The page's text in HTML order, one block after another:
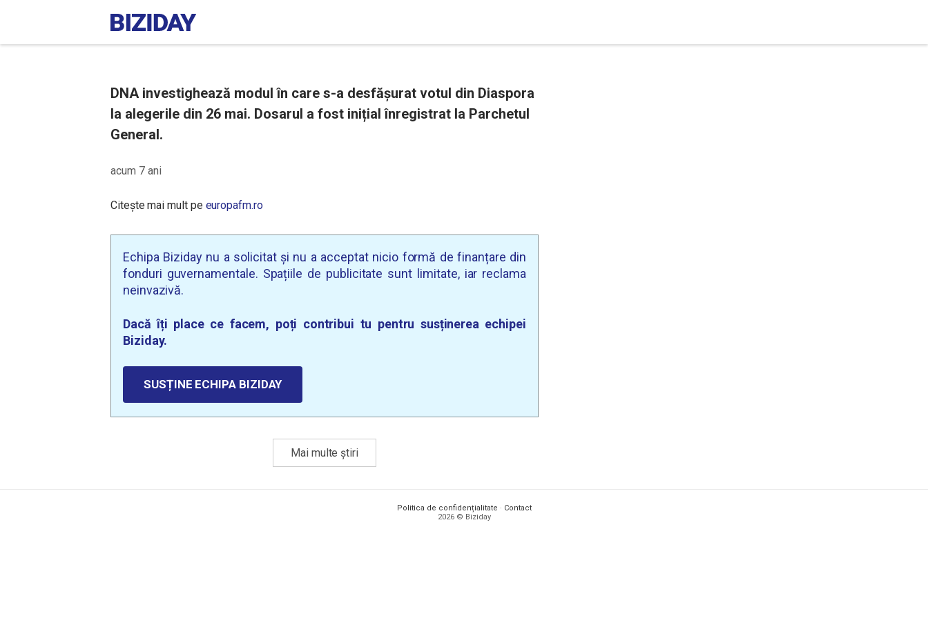
DNA investighează modul în care s-a desfăşurat votul din Diaspora
la alegerile din 26 mai. Dosarul a fost inițial înregistrat la Parchetul
General.
acum 7 ani
Citește mai mult pe europafm.ro
Echipa Biziday nu a solicitat și nu a acceptat nicio formă de finanțare din
fonduri guvernamentale. Spațiile de publicitate sunt limitate, iar reclama
neinvazivă.
Dacă îți place ce facem, poți contribui tu pentru susținerea echipei
Biziday.
SUSȚINE ECHIPA BIZIDAY
Mai multe știri
Politica de confidențialitate · Contact
2026 © Biziday